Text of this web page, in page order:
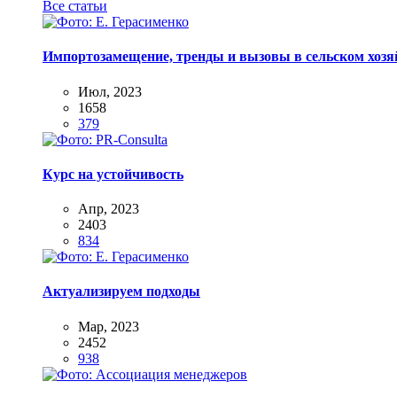
Все статьи
Импортозамещение, тренды и вызовы в сельском
Июл, 2023
1658
379
Курс на устойчивость
Апр, 2023
2403
834
Актуализируем подходы
Мар, 2023
2452
938